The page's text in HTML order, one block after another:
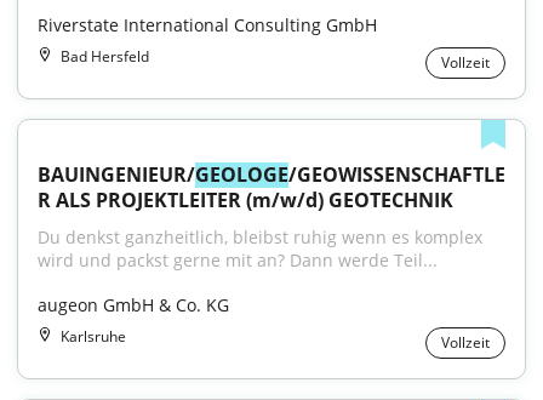
Riverstate International Consulting GmbH
Bad Hersfeld Vollzeit
BAUINGENIEUR/GEOLOGE/GEOWISSENSCHAFTLE
R ALS PROJEKTLEITER (m/w/d) GEOTECHNIK
Du denkst ganzheitlich, bleibst ruhig wenn es komplex
wird und packst gerne mit an? Dann werde Teil...
augeon GmbH & Co. KG
Karlsruhe Vollzeit